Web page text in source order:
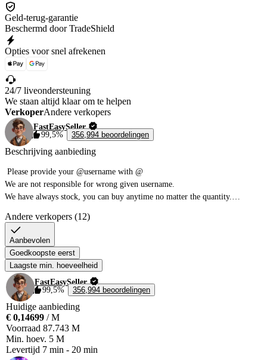
Geld-terug-garantie
Beschermd door TradeShield
Opties voor snel afrekenen
24/7 liveondersteuning
We staan altijd klaar om te helpen
VerkoperAndere verkopers
FastEasySeller
99,5%
356,994 beoordelingen
Beschrijving aanbieding
Please provide your @username with @
We are not responsible for wrong given username.
We have always stock, you can buy anytime no matter the quantity.
Please note:
The maximum storage limit for gems in the backpack is 10M. Any excess
Andere verkopers (12)
Aanbevolen
Goedkoopste eerst
Laagste min. hoeveelheid
FastEasySeller
99,5%
356,994 beoordelingen
Huidige aanbieding
€ 0,14699 / M
Voorraad 87.743 M
Min. hoev. 5 M
Levertijd 7 min - 20 min